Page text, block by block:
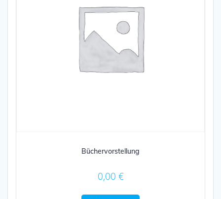
Bücher­vor­stel­lung
0,00 €